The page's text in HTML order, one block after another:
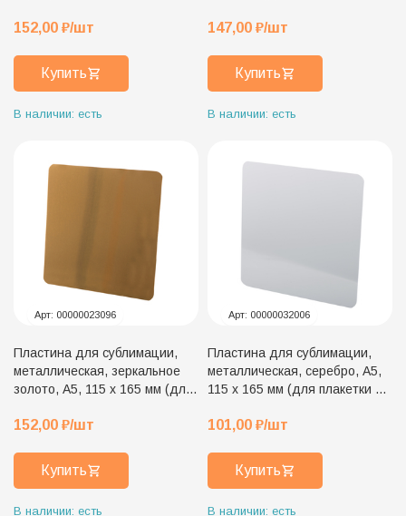
152,00 ₽/шт
Купить
В наличии: есть
147,00 ₽/шт
Купить
В наличии: есть
Арт: 00000023096
Пластина для сублимации,
металлическая, зеркальное
золото, А5, 115 х 165 мм (для
152,00 ₽/шт
Купить
В наличии: есть
Арт: 00000032006
Пластина для сублимации,
металлическая, серебро, А5,
115 х 165 мм (для плакетки 15
101,00 ₽/шт
Купить
В наличии: есть